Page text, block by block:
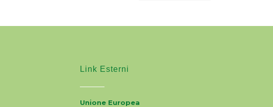
Link Esterni
Unione Europea